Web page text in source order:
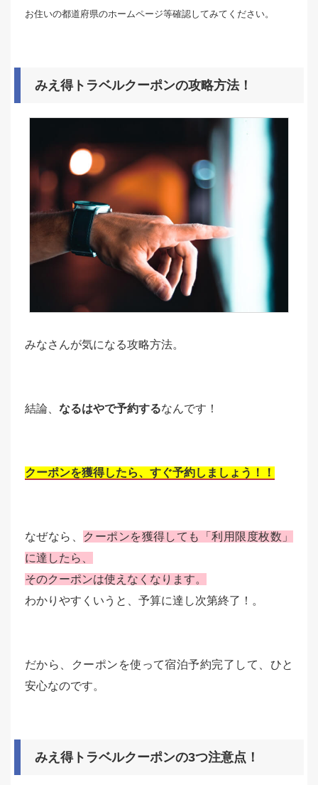
お住いの都道府県のホームページ等確認してみてください。
みえ得トラベルクーポンの攻略方法！
みなさんが気になる攻略方法。
結論、 なるはやで予約するなんです！
クーポンを獲得したら、すぐ予約しましょう！！
なぜなら、
クーポンを獲得しても「利用限度枚数」
に達したら、
そのクーポンは使えなくなります。
わかりやすくいうと、予算に達し次第終了！。
だから、クーポンを使って宿泊予約完了して、ひと
安心なのです。
みえ得トラベルクーポンの3つ注意点！